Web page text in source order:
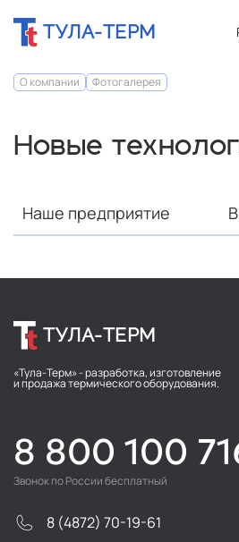
ТУЛА-ТЕРМ
О компании Фотогалерея
Новые
Наше предприятие
ТУЛА-ТЕРМ
«Тула-Терм» - разработка, изготовление
и продажа термического оборудования.
8 800 100
Звонок по России бесплатный
8 (4872) 70-19-61